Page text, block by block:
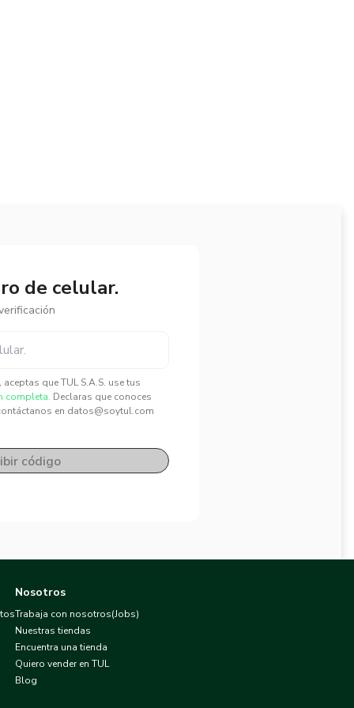
de celular.
que TUL S.A.S. use tus
completa. Declaras que conoces
en datos@soytul.com
código
Nosotros
Trabaja con nosotros(Jobs)
Nuestras tiendas
Encuentra una tienda
Quiero vender en TUL
Blog